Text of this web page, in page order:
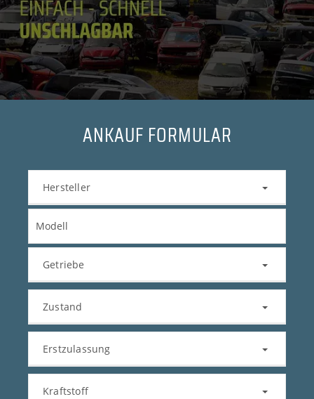
ANKAUF FORMULAR
Hersteller
Getriebe
Zustand
Erstzulassung
Kraftstoff